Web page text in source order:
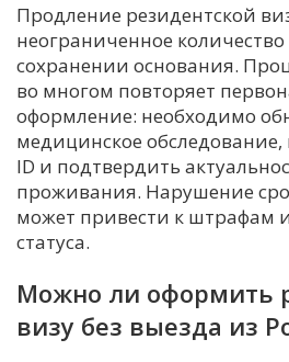
Продление резидентской
неограниченное
сохранении основания.
во многом повторяет
оформление: необходимо
медицинское
ID и подтвердить
проживания. Нарушение
может привести к штрафам
статуса.
Можно ли оформить
визу без выезда из